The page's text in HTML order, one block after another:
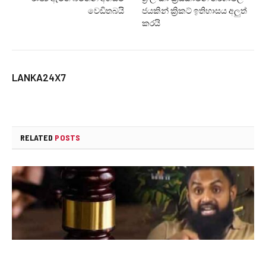
වෙඩිතබයි
ජයකින් ක්‍රිකට් ඉතිහාසය අලුත්
කරයි
LANKA24X7
RELATED POSTS